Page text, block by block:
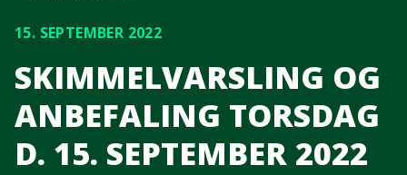
15. SEPTEMBER 2022
SKIMMELVARSLING OG
ANBEFALING TORSDAG
D. 15. SEPTEMBER 2022